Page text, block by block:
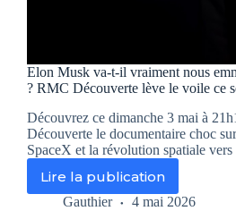
Elon Musk va-t-il vraiment nous
? RMC Découverte lève le voile ce
Découvrez ce dimanche 3 mai à
Découverte le documentaire choc
SpaceX et la révolution spatiale vers
Lire la publication
Elon
Musk
Gauthier 4 mai 2026